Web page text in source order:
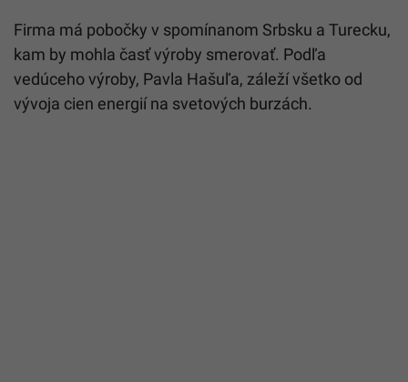
Firma má pobočky v spomínanom Srbsku a Turecku,
kam by mohla časť výroby smerovať. Podľa
vedúceho výroby, Pavla Hašuľa, záleží všetko od
vývoja cien energií na svetových burzách.